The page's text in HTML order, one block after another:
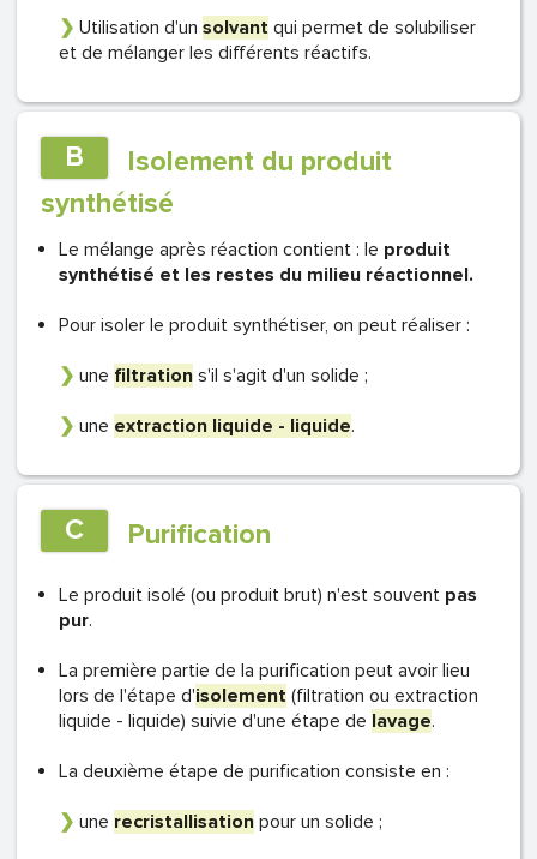
❯ Utilisation d'un solvant qui permet de solubiliser
et de mélanger les différents réactifs.
B
Isolement du produit
synthétisé
Le mélange après réaction contient : le produit
synthétisé et les restes du milieu réactionnel.
Pour isoler le produit synthétiser, on peut réaliser :
❯ une filtration s'il s'agit d'un solide ;
❯ une extraction liquide - liquide.
C Purification
Le produit isolé (ou produit brut) n'est souvent pas
pur.
La première partie de la purification peut avoir lieu
lors de l'étape d'isolement (filtration ou extraction
liquide - liquide) suivie d'une étape de lavage.
La deuxième étape de purification consiste en :
❯ une recristallisation pour un solide ;